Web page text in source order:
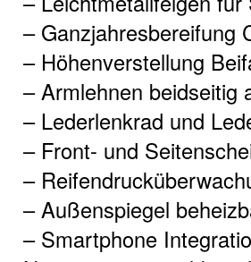
– Ganzjahresbereifung
– Höhenverstellung
– Armlehnen beidseitig
– Lederlenkrad und
– Front- und
–
– Außenspiegel
– Smartphone